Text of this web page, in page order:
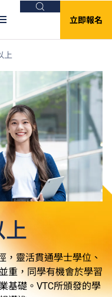
搜尋
立即報名
上
上
，靈活貫通學士學位、
重，同學有機會於學習
基礎。VTC所頒發的學